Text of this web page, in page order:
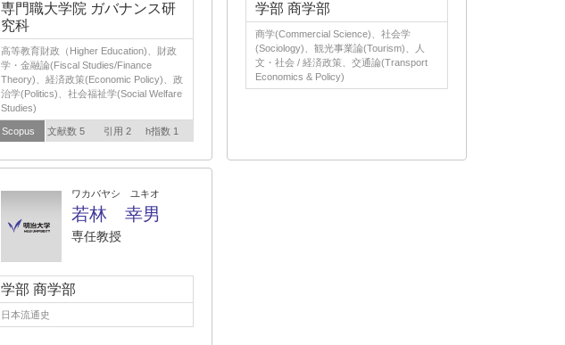
専門職大学院 ガバナンス研
究科
高等教育財政（Higher Education)、財政
学・金融論(Fiscal Studies/Finance
Theory)、経済政策(Economic Policy)、政
治学(Politics)、社会福祉学(Social Welfare
Studies)
Scopus 文献数 5 引用 2 h指数 1
学部 商学部
商学(Commercial Science)、社会学
(Sociology)、観光事業論(Tourism)、人
文・社会 / 経済政策、交通論(Transport
Economics & Policy)
ワカバヤシ ユキオ
若林 幸男
専任教授
学部 商学部
日本流通史